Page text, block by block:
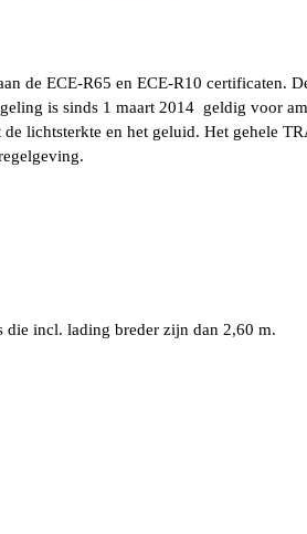
de ECE-R65 en ECE-R10 certificaten.
is sinds 1 maart 2014 geldig voor
lichtsterkte en het geluid. Het gehele
die incl. lading breder zijn dan 2,60 m.